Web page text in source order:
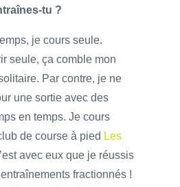
tu ?
je cours seule.
seule, ça comble mon
Par contre, je ne
une sortie avec des
en temps. Je cours
de course à pied Les
avec eux que je réussis
fractionnés !